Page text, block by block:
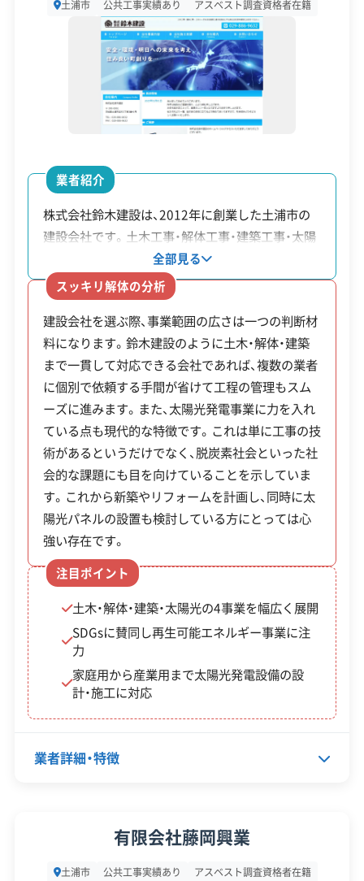
に処分しなければなりません。
土浦市で解体工事をする際は、廃棄物の処理ルール
に注意が必要です。地域の一般廃棄物処理施設で
を明確に禁止しています。
したがって、解体で出た廃棄物はすべて産業廃棄物
として扱われます。県の許可を持つ専門の処理業者
へ運搬する必要があり、解体業者はこれらの業者と
事前に契約を結ばなければなりません。
その際、マニフェスト（産業廃棄物管理票）を発行
し、廃棄物が最終処分場まで正しく処理されたこと
を証明する義務があります。市内には建設で出た土
をリサイクルする施設もあり、環境に配した処理が
進められています。
運営者 稲垣
茨城県土浦市での解体工事は、霞ヶ
浦沿岸の軟弱な地盤や液状化リス
クといった、この地域ならではの課
題への備えが欠かせません。旧市街
地の狭い道での搬出計画も重要で
す。一方で、市が用意している最大
120万円の空き家解体補助金などを
熟知し、お客様の負担を軽くする提
案ができる業者を選ぶことが、工事
1987年9月9日
3,000万円
029-824-3211
9:00～17:00
営業日
建物構造 木造
対応業務
産業廃棄物収集運搬業
産業廃棄物処分業
土木工事業
公式HP 公式サイトを見る
許可番号
【建設業許可】
国土交通大臣：第018748号
【産業廃棄物処分業許可】
千葉県知事：第00821057371号
【産業廃棄物収集運搬業許可】
茨城県知事：第00801057371号
埼玉県知事：第01100057371号
茨城県知事：第4861号
全部見る
この解体業者の特徴
企業経
験・規模
公共工事の経験
対応工事 土木工事 県外出張
保有資格
産業廃棄物処分業許可
近隣挨拶
土対応
土浦市 公共工事実績あり アスベスト調査資格者在籍
業者紹介
株式会社鈴木建設は、2012年に創業した土浦市の
建設会社です。土木工事・解体工事・建築工事・太陽
光工事を主な事業としており、地域のインフラ整備
から個人の住宅まで幅広く対応しています。複数の
事業を手掛けているため、例えば古い家屋の解体か
ら新築工事までを一貫して相談可能です。また、近
年は太陽光発電事業に特に力を入れており、国連が
提唱するSDGsの目標7「エネルギーをみんなに そ
してクリーンに」にも賛同を表明しています。これ
は、環境に配慮した持続可能な社会づくりへ貢献す
る企業姿勢の表れと言えます。
全部見る
スッキリ解体の分析
建設会社を選ぶ際、事業範囲の広さは一つの判断材
料になります。鈴木建設のように土木・解体・建築
まで一貫して対応できる会社であれば、複数の業者
に個別で依頼する手間が省けて工程の管理もスム
ーズに進みます。また、太陽光発電事業に力を入れ
ている点も現代的な特徴です。これは単に工事の技
術があるというだけでなく、脱炭素社会といった社
会的な課題にも目を向けていることを示していま
す。これから新築やリフォームを計画し、同時に太
陽光パネルの設置も検討している方にとっては心
強い存在です。
注目ポイント
土木・解体・建築・太陽光の4事業を幅広く展開
SDGsに賛同し再生可能エネルギー事業に注
力
家庭用から産業用まで太陽光発電設備の設
計・施工に対応
業者詳細・特徴
有限会社藤岡興業
土浦市 公共工事実績あり アスベスト調査資格者在籍